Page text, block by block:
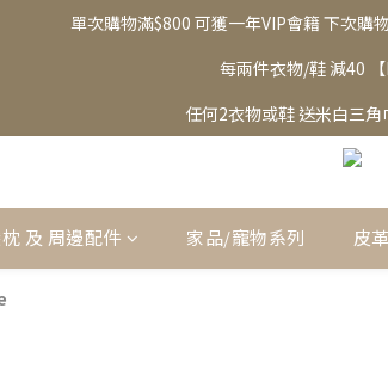
單次購物滿$800 可獲一年VIP會籍 下次購
每兩件衣物/鞋 減40 【
任何2衣物或鞋 送米白三角
及 周邊配件 家品/寵物系列 皮